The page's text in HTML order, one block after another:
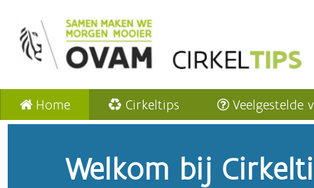
Home Cirkeltips Veelgestelde
Welkom bij